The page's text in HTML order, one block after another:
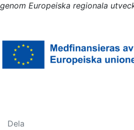
genom Europeiska regionala
Dela